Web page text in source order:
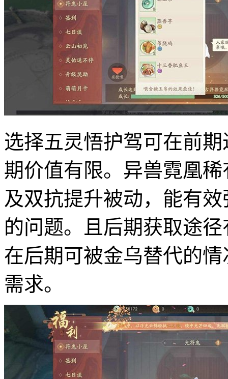
选择五灵悟护驾可在前
期价值有限。异兽霓凰
及双抗提升被动，能有
的问题。且后期获取途
在后期可被金乌替代的
需求。